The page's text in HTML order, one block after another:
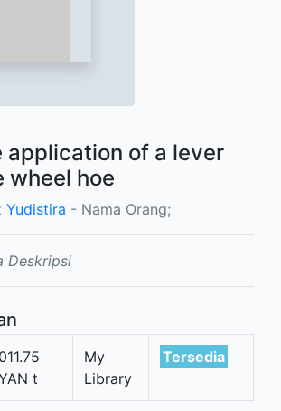
application of a lever
wheel hoe
Yudistira - Nama Orang;
Deskripsi
011.75
t
My
Library
Tersedia